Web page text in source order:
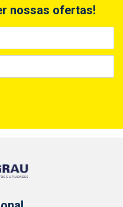
nossas ofertas!